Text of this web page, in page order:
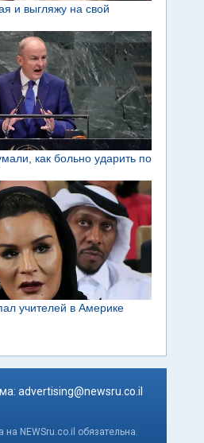
advertising@newsru.co.il
NEWSru.co.il обязательна.